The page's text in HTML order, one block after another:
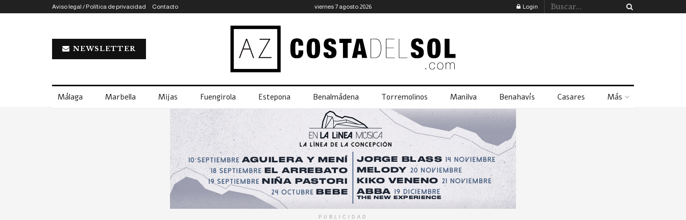
Aviso legal / Política de privacidad Contacto viernes 7 agosto 2026 Login
NEWSLETTER
Málaga Marbella Mijas Fuengirola Estepona Benalmádena Torremolinos Manilva Benahavís Casares Más
PUBLICIDAD